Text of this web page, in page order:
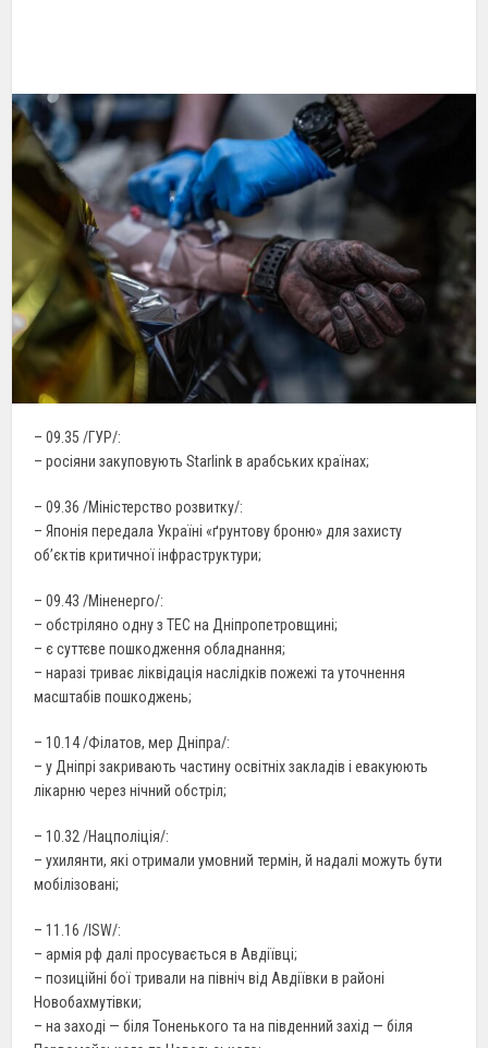
– 09.35 /ГУР/:
– росіяни закуповують Starlink в арабських країнах;
– 09.36 /Міністерство розвитку/:
– Японія передала Україні «ґрунтову броню» для захисту
об’єктів критичної інфраструктури;
– 09.43 /Міненерго/:
– обстріляно одну з ТЕС на Дніпропетровщині;
– є суттєве пошкодження обладнання;
– наразі триває ліквідація наслідків пожежі та уточнення
масштабів пошкоджень;
– 10.14 /Філатов, мер Дніпра/:
– у Дніпрі закривають частину освітніх закладів і евакуюють
лікарню через нічний обстріл;
– 10.32 /Нацполіція/:
– ухилянти, які отримали умовний термін, й надалі можуть бути
мобілізовані;
– 11.16 /ISW/:
– армія рф далі просувається в Авдіївці;
– позиційні бої тривали на північ від Авдіївки в районі
Новобахмутівки;
– на заході — біля Тоненького та на південний захід — біля